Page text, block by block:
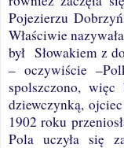
Pojezierzu
Właściwie
był Słowakiem z
– oczywiście
spolszczono, więc
dziewczynką, ojciec
1902 roku
Pola uczyła się